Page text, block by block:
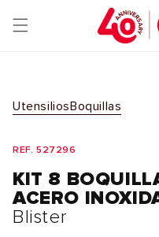
directamente
al contenido
UtensiliosBoquillas
REF. 527296
KIT 8
ACERO
Blister